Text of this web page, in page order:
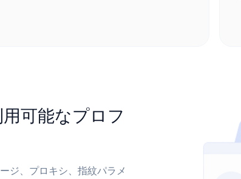
可能なプロフ
ジ、プロキシ、指紋パラメ